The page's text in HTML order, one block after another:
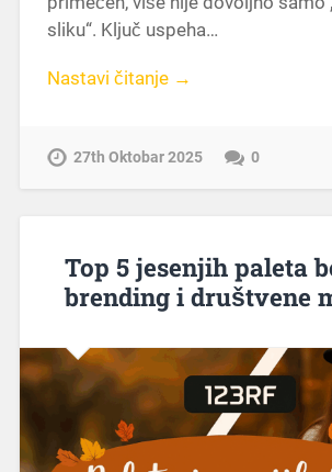
sliku“. Ključ uspeha…
Nastavi čitanje →
27th Oktobar 2025 0
Top 5 jesenjih paleta
brending i društvene